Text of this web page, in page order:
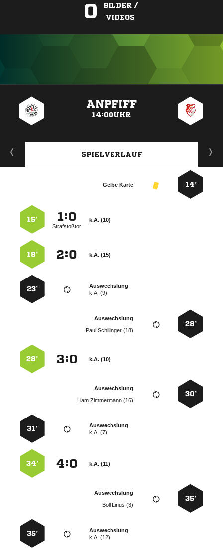
0
BILDER /
VIDEOS
ANPFIFF
14:00UHR
SPIELVERLAUF
14’
Gelbe Karte
k.A. (10)
:
Strafstoßtor
15’
k.A. (15)
:
18’
Auswechslung
k.A. (9)
23’
28’
Auswechslung
  
k.A. (10)
:
28’
30’
Auswechslung
  
Auswechslung
k.A. (7)
31’
k.A. (11)
:
34’
35’
Auswechslung
  
Auswechslung
k.A. (12)
35’